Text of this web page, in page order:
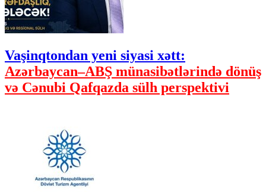
Vaşinqtondan yeni siyasi xətt:
Azərbaycan–ABŞ münasibətlərində dönüş
və Cənubi Qafqazda sülh perspektivi